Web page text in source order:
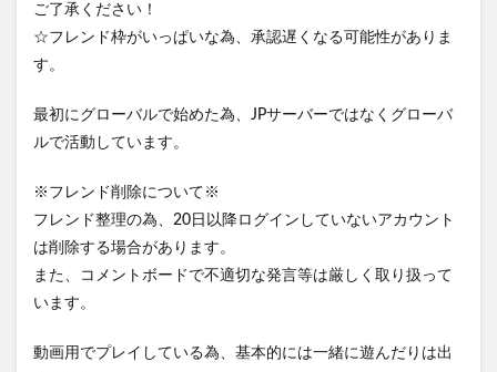
ご了承ください！
☆フレンド枠がいっぱいな為、承認遅くなる可能性がありま
す。
最初にグローバルで始めた為、JPサーバーではなくグローバ
ルで活動しています。
※フレンド削除について※
フレンド整理の為、20日以降ログインしていないアカウント
は削除する場合があります。
また、コメントボードで不適切な発言等は厳しく取り扱って
います。
動画用でプレイしている為、基本的には一緒に遊んだりは出